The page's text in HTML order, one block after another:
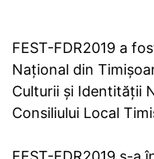
FEST-FDR2019 a
Național din
Culturii și Identității
Consiliului Local